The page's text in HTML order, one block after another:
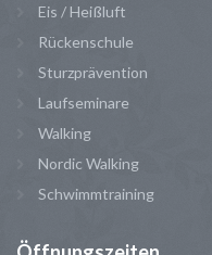
Eis / Heißluft
Rückenschule
Sturzprävention
Laufseminare
Walking
Nordic Walking
Schwimmtraining